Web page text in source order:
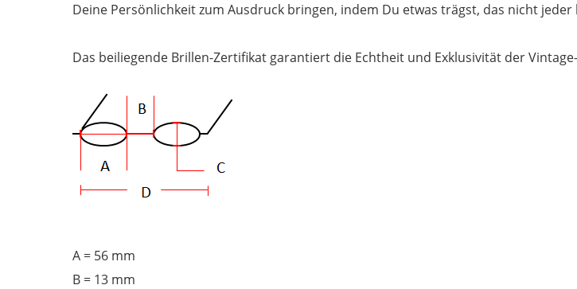
Deine Persönlichkeit zum Ausdruck bringen, indem Du etwas trägst, das nicht jeder
Das beiliegende Brillen-Zertifikat garantiert die Echtheit und Exklusivität der
A = 56 mm
B = 13 mm